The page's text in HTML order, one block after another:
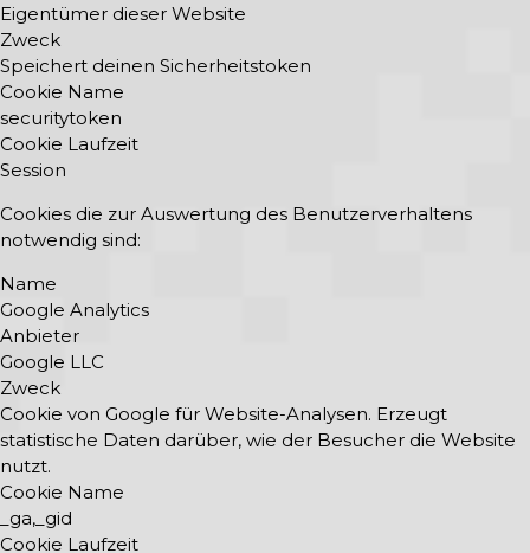
Eigentümer dieser Website
Zweck
Speichert deinen Sicherheitstoken
Cookie Name
securitytoken
Cookie Laufzeit
Session
Cookies die zur Auswertung des Benutzerverhaltens
notwendig sind:
Name
Google Analytics
Anbieter
Google LLC
Zweck
Cookie von Google für Website-Analysen. Erzeugt
statistische Daten darüber, wie der Besucher die Website
nutzt.
Cookie Name
_ga,_gid
Cookie Laufzeit